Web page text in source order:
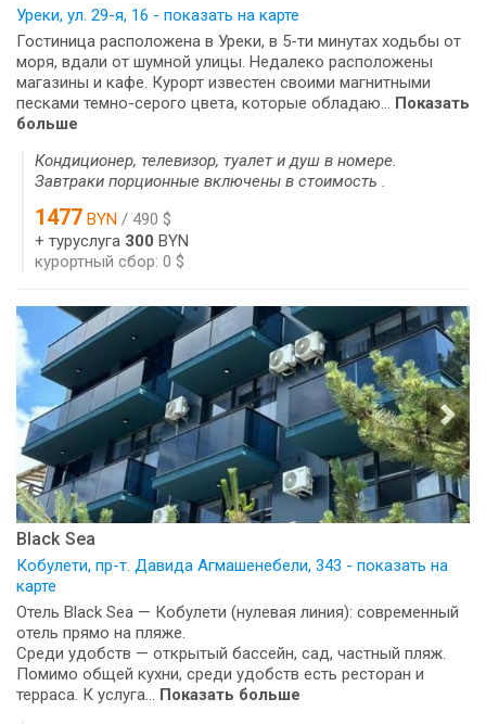
Уреки, ул. 29-я, 16 - показать на карте
Гостиница расположена в Уреки, в 5-ти минутах ходьбы от
моря, вдали от шумной улицы. Недалеко расположены
магазины и кафе. Курорт известен своими магнитными
песками темно-серого цвета, которые обладаю... Показать
больше
Кондиционер, телевизор, туалет и душ в номере.
Завтраки порционные включены в стоимость .
1477 BYN / 490 $
+ туруслуга 300 BYN
курортный сбор: 0 $
Black Sea
Кобулети, пр-т. Давида Агмашенебели, 343 - показать на
карте
Отель Black Sea — Кобулети (нулевая линия): современный
отель прямо на пляже.
Среди удобств — открытый бассейн, сад, частный пляж.
Помимо общей кухни, среди удобств есть ресторан и
терраса. К услуга... Показать больше